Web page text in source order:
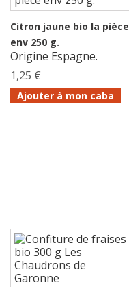
Citron jaune bio la pièce
env 250 g.
Origine Espagne.
1,25 €
Ajouter à mon caba